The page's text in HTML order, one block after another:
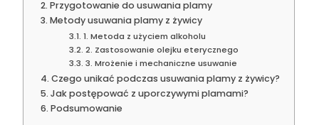
Przygotowanie do usuwania plamy
Metody usuwania plamy z żywicy
1. Metoda z użyciem alkoholu
2. Zastosowanie olejku eterycznego
3. Mrożenie i mechaniczne usuwanie
Czego unikać podczas usuwania plamy z żywicy?
Jak postępować z uporczywymi plamami?
Podsumowanie